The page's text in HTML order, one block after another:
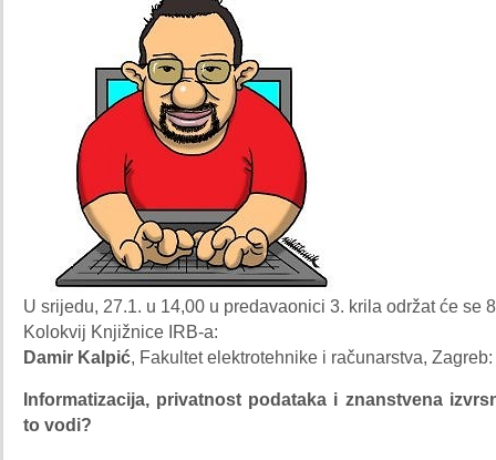
U srijedu, 27.1. u 14,00 u predavaonici 3. krila održat će se
Kolokvij Knjižnice IRB-a:
Damir Kalpić, Fakultet elektrotehnike i računarstva, Zagreb:
Informatizacija, privatnost podataka i znanstvena
to vodi?